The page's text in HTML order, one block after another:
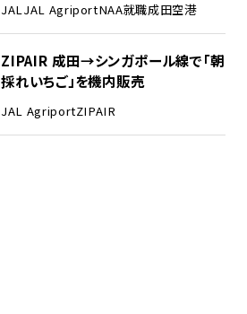
JALJAL AgriportNAA就職成田空港
ZIPAIR 成田→シンガポール線で「朝
採れいちご」を機内販売
JAL AgriportZIPAIR